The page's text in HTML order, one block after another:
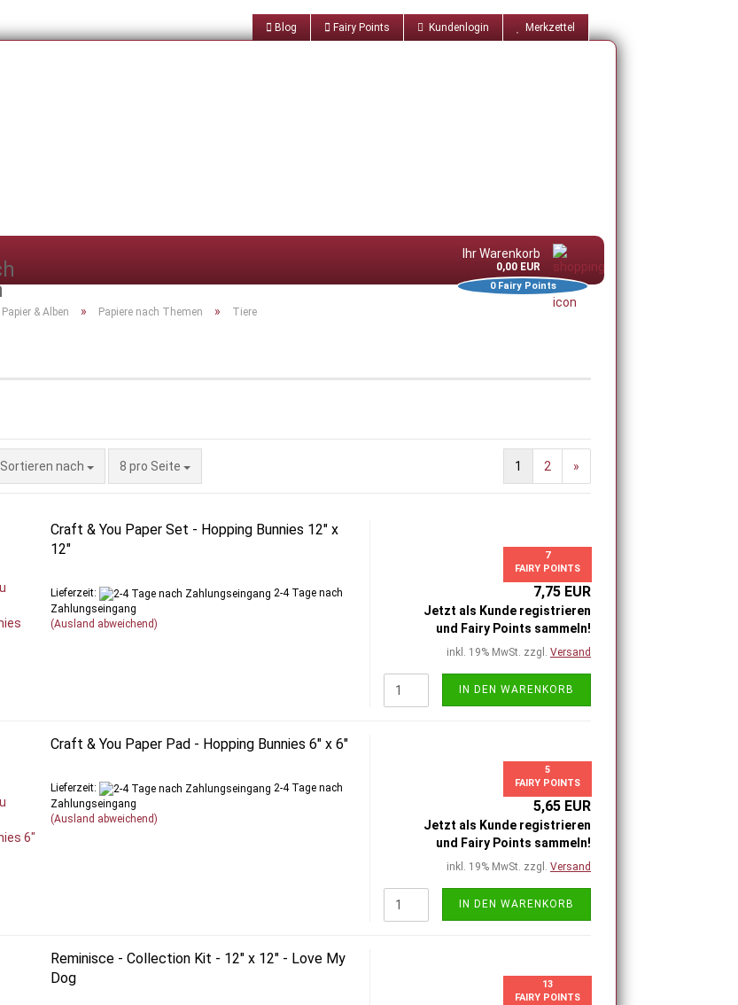
Blog Fairy Points Kundenlogin Merkzettel
Ihr Warenkorb
0,00 EUR
0Fairy Points
Papier & Alben » Papiere nach Themen » Tiere
Sortieren nach
Sortieren nach 8 pro Seite
pro Seite 1 2 »
Craft & You Paper Set - Hopping Bunnies 12" x
12"
Lieferzeit:
2-4 Tage nach
Zahlungseingang
(Ausland abweichend)
7
FAIRY POINTS
7,75 EUR
Jetzt als Kunde registrieren
und Fairy Points sammeln!
inkl. 19% MwSt. zzgl. Versand
IN DEN WARENKORB
Craft & You Paper Pad - Hopping Bunnies 6" x 6"
Lieferzeit:
2-4 Tage nach
Zahlungseingang
(Ausland abweichend)
5
FAIRY POINTS
5,65 EUR
Jetzt als Kunde registrieren
und Fairy Points sammeln!
inkl. 19% MwSt. zzgl. Versand
IN DEN WARENKORB
Reminisce - Collection Kit - 12" x 12" - Love My
Dog
13
FAIRY POINTS